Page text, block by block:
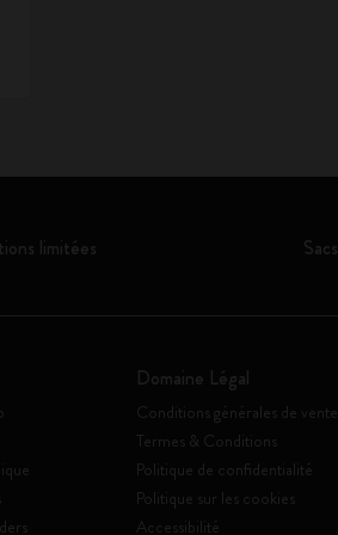
limitées Sacs
Domaine Légal
Conditions générales de vente
Termes & Conditions
Politique de confidentialité
Politique sur les cookies
Accessibilité